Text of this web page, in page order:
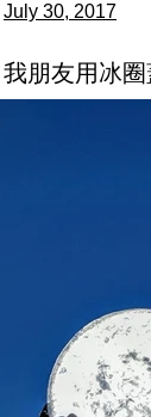
July 30, 2017
朋友用冰